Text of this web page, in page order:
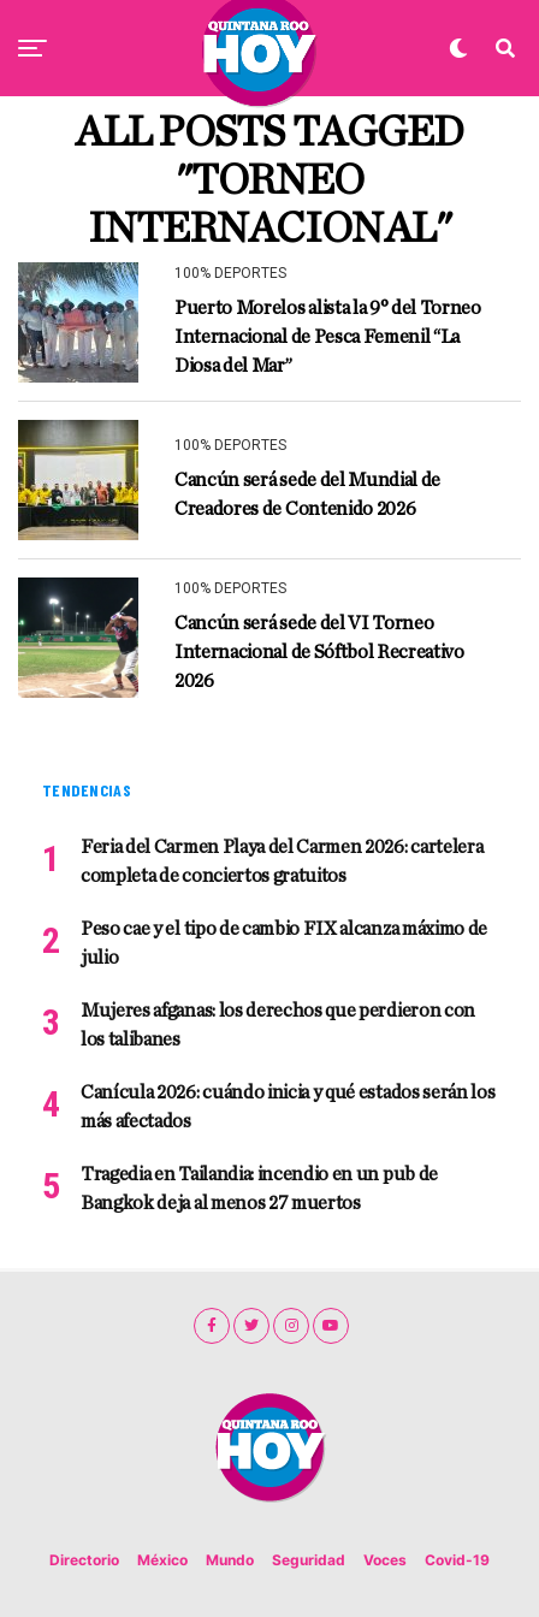
ALL POSTS TAGGED
"TORNEO
INTERNACIONAL"
100% DEPORTES
Puerto Morelos alista la 9° del Torneo
Internacional de Pesca Femenil “La
Diosa del Mar”
100% DEPORTES
Cancún será sede del Mundial de
Creadores de Contenido 2026
100% DEPORTES
Cancún será sede del VI Torneo
Internacional de Sóftbol Recreativo
2026
TENDENCIAS
Feria del Carmen Playa del Carmen 2026: cartelera
completa de conciertos gratuitos
Peso cae y el tipo de cambio FIX alcanza máximo de
julio
Mujeres afganas: los derechos que perdieron con
los talibanes
Canícula 2026: cuándo inicia y qué estados serán los
más afectados
Tragedia en Tailandia: incendio en un pub de
Bangkok deja al menos 27 muertos
Directorio México Mundo Seguridad Voces Covid-19